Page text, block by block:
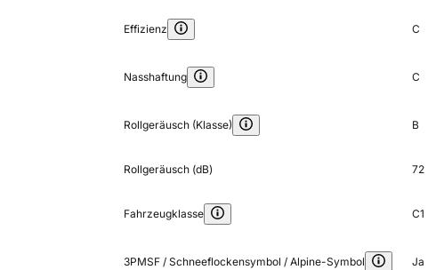
Effizienz C
Nasshaftung C
Rollgeräusch (Klasse) B
Rollgeräusch (dB) 72
Fahrzeugklasse C1
3PMSF / Schneeflockensymbol / Alpine-Symbol Ja